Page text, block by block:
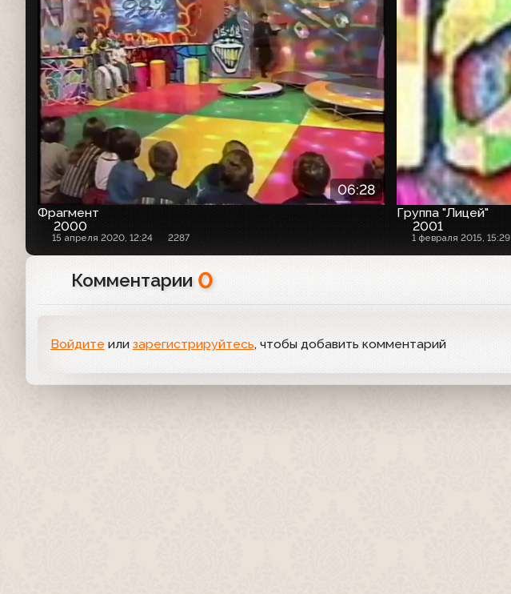
06:28
Фрагмент
2000
15 апреля 2020, 12:24 2287
Группа "Лицей"
2001
1 февраля 2015, 15:29
Комментарии 0
Войдите или зарегистрируйтесь, чтобы добавить комментарий